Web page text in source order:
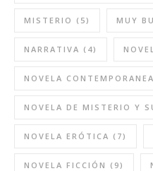
MISTERIO (5) MUY
NARRATIVA (4)
NOVELA CONTEMPORANEA
NOVELA DE MISTERIO Y
NOVELA ERÓTICA (7)
NOVELA FICCIÓN (9)